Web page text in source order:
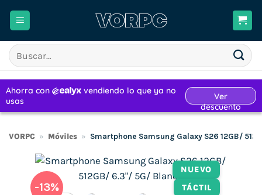
Buscar
por:
VORPC » Móviles » Smartphone Samsung Galaxy S26 12GB/
NUEVO
TÁCTIL
-13%